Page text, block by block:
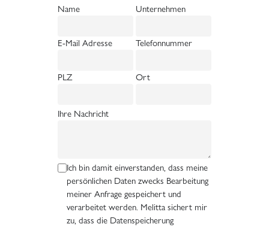
Name Unternehmen
E-Mail Adresse Telefonnummer
PLZ Ort
Ihre Nachricht
Ich bin damit einverstanden, dass meine
persönlichen Daten zwecks Bearbeitung
meiner Anfrage gespeichert und
verarbeitet werden. Melitta sichert mir
zu, dass die Datenspeicherung